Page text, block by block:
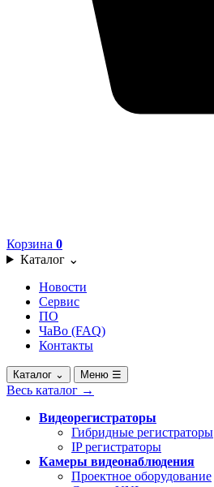
Корзина 0
Каталог ⌄
Новости
Сервис
ПО
ЧаВо (FAQ)
Контакты
Каталог ⌄ Меню ☰
Весь каталог →
Видеорегистраторы
Гибридные регистраторы
IP регистраторы
Камеры видеонаблюдения
Проектное оборудование